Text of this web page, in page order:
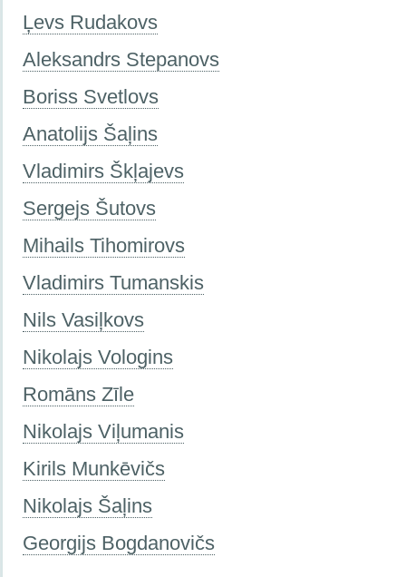
Ļevs Rudakovs
Aleksandrs Stepanovs
Boriss Svetlovs
Anatolijs Šaļins
Vladimirs Škļajevs
Sergejs Šutovs
Mihails Tihomirovs
Vladimirs Tumanskis
Nils Vasiļkovs
Nikolajs Vologins
Romāns Zīle
Nikolajs Viļumanis
Kirils Munkēvičs
Nikolajs Šaļins
Georgijs Bogdanovičs